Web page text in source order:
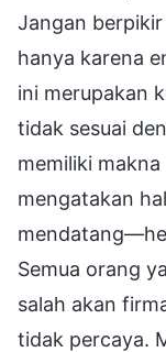
Jangan
hanya karena
ini merupakan
tidak sesuai
memiliki
mengatakan
Semua orang
salah akan
tidak percaya.